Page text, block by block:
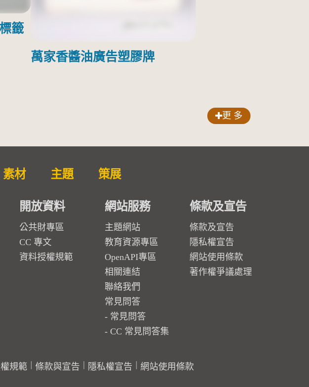
籤
萬家香醬油廣告塑膠牌
更 多
素材 主題 策展
開放資料
公共財專區
CC 專文
資料授權規範
網站服務
主題網站
教育資源專區
OpenAPI專區
相關連結
聯絡我們
常見問答
常見問答
CC 常見問答集
條款及宣告
條款及宣告
隱私權宣告
網站使用條款
著作權爭議處理
規範 條款與宣告 隱私權宣告 網站使用條款